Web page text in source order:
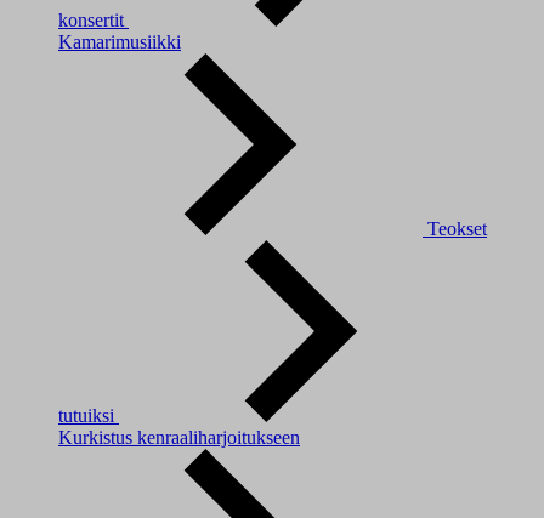
konsertit
Kamarimusiikki
Teokset
tutuiksi
Kurkistus kenraaliharjoitukseen